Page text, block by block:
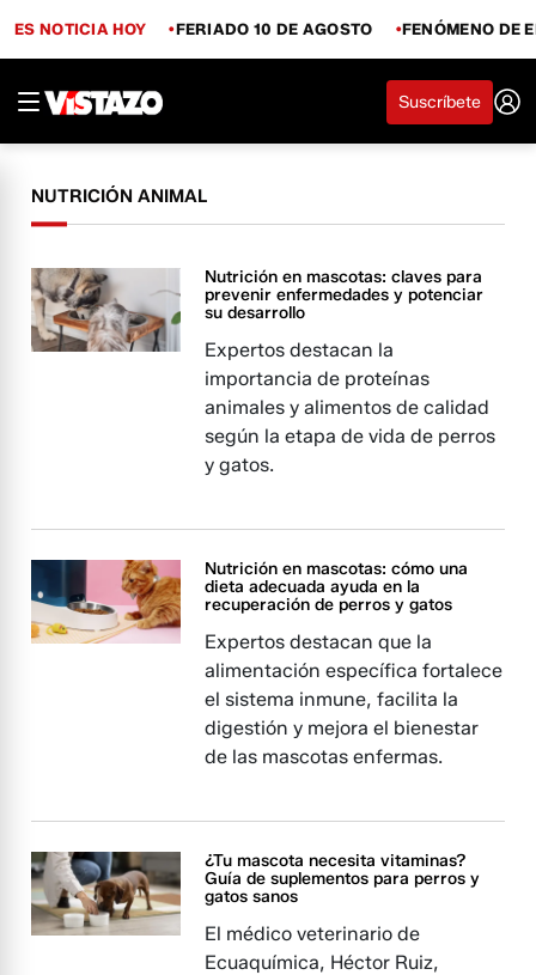
ES NOTICIA HOY FERIADO 10 DE AGOSTO FENÓMENO DE
Suscríbete
NUTRICIÓN ANIMAL
Nutrición en mascotas: claves para
prevenir enfermedades y potenciar
su desarrollo
Expertos destacan la
importancia de proteínas
animales y alimentos de calidad
según la etapa de vida de perros
y gatos.
Nutrición en mascotas: cómo una
dieta adecuada ayuda en la
recuperación de perros y gatos
Expertos destacan que la
alimentación específica fortalece
el sistema inmune, facilita la
digestión y mejora el bienestar
de las mascotas enfermas.
¿Tu mascota necesita vitaminas?
Guía de suplementos para perros y
gatos sanos
El médico veterinario de
Ecuaquímica, Héctor Ruiz,